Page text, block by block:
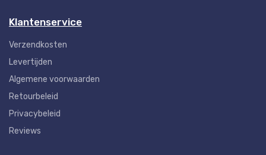
Klantenservice
Verzendkosten
Levertijden
Algemene voorwaarden
Retourbeleid
Privacybeleid
Reviews